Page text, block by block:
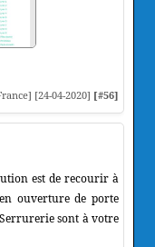
[24-04-2020] [#56]
est de recourir à
ouverture de porte
Serrurerie sont à votre